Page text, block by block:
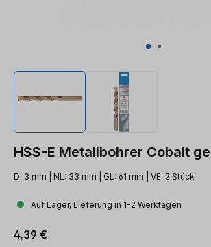
HSS-E Metallbohrer Cobalt
D: 3 mm | NL: 33 mm | GL: 61 mm | VE: 2 Stück
Auf Lager, Lieferung in 1-2 Werktagen
Regulärer Preis:
4,39 €